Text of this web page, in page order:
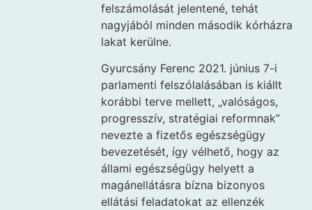
felszámolását jelentené, tehát
nagyjából minden második kórházra
lakat kerülne.
Gyurcsány Ferenc 2021. június 7-i
parlamenti felszólalásában is kiállt
korábbi terve mellett, „valóságos,
progresszív, stratégiai reformnak”
nevezte a fizetős egészségügy
bevezetését, így vélhető, hogy az
állami egészségügy helyett a
magánellátásra bízna bizonyos
ellátási feladatokat az ellenzék